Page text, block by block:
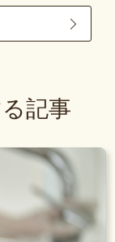
記事